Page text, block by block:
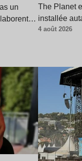
un
The Planet
installée
4 août 2026
l’article